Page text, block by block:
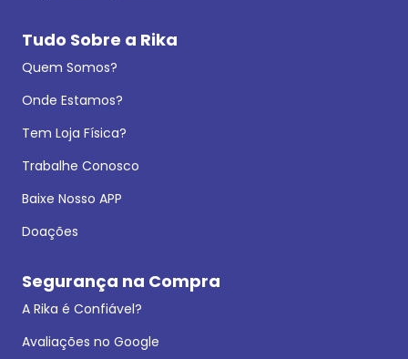
Tudo Sobre a Rika
Quem Somos?
Onde Estamos?
Tem Loja Física?
Trabalhe Conosco
Baixe Nosso APP
Doações
Segurança na Compra
A Rika é Confiável?
Avaliações no Google